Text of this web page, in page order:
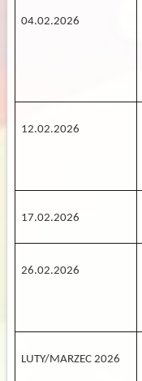
04.02.2026
12.02.2026
17.02.2026
26.02.2026
LUTY/MARZEC 2026